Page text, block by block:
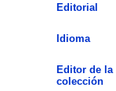
Editorial
Idioma
Editor de la
colección